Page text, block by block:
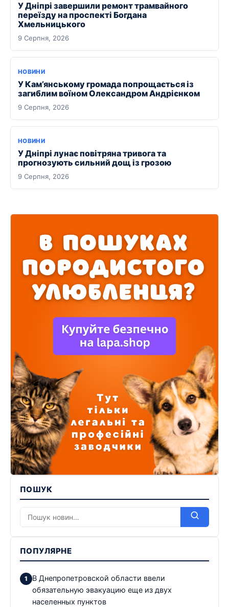
У Дніпрі завершили ремонт трамвайного
переїзду на проспекті Богдана
Хмельницького
9 Серпня, 2026
НОВИНИ
У Кам’янському громада попрощається із
загиблим воїном Олександром Андрієнком
9 Серпня, 2026
НОВИНИ
У Дніпрі лунає повітряна тривога та
прогнозують сильний дощ із грозою
9 Серпня, 2026
ПОШУК
ПОПУЛЯРНЕ
В Днепропетровской области ввели
обязательную эвакуацию еще из двух
населенных пунктов